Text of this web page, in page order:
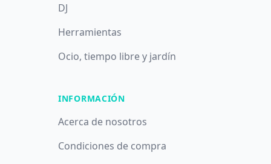
DJ
Herramientas
Ocio, tiempo libre y jardín
INFORMACIÓN
Acerca de nosotros
Condiciones de compra